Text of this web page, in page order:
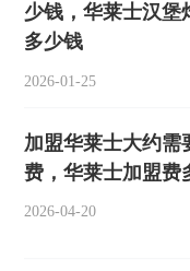
少钱，华莱士汉堡
多少钱
2026-01-25
加盟华莱士大约需
费，华莱士加盟费
2026-04-20